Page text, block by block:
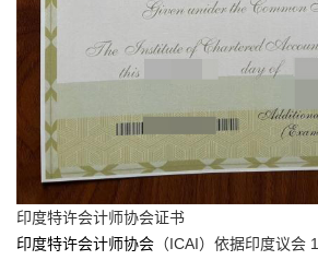
印度特许会计师协会证书
印度特许会计师协会 （ICAI）依据印度议会